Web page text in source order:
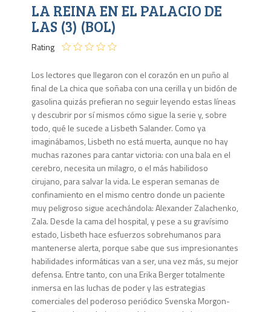
LA REINA EN EL PALACIO DE
LAS (3) (BOL)
Rating
Los lectores que llegaron con el corazón en un puño al
final de La chica que soñaba con una cerilla y un bidón de
gasolina quizás prefieran no seguir leyendo estas líneas
y descubrir por sí mismos cómo sigue la serie y, sobre
todo, qué le sucede a Lisbeth Salander. Como ya
imaginábamos, Lisbeth no está muerta, aunque no hay
muchas razones para cantar victoria: con una bala en el
cerebro, necesita un milagro, o el más habilidoso
cirujano, para salvar la vida. Le esperan semanas de
confinamiento en el mismo centro donde un paciente
muy peligroso sigue acechándola: Alexander Zalachenko,
Zala. Desde la cama del hospital, y pese a su gravísimo
estado, Lisbeth hace esfuerzos sobrehumanos para
mantenerse alerta, porque sabe que sus impresionantes
habilidades informáticas van a ser, una vez más, su mejor
defensa. Entre tanto, con una Erika Berger totalmente
inmersa en las luchas de poder y las estrategias
comerciales del poderoso periódico Svenska Morgon-